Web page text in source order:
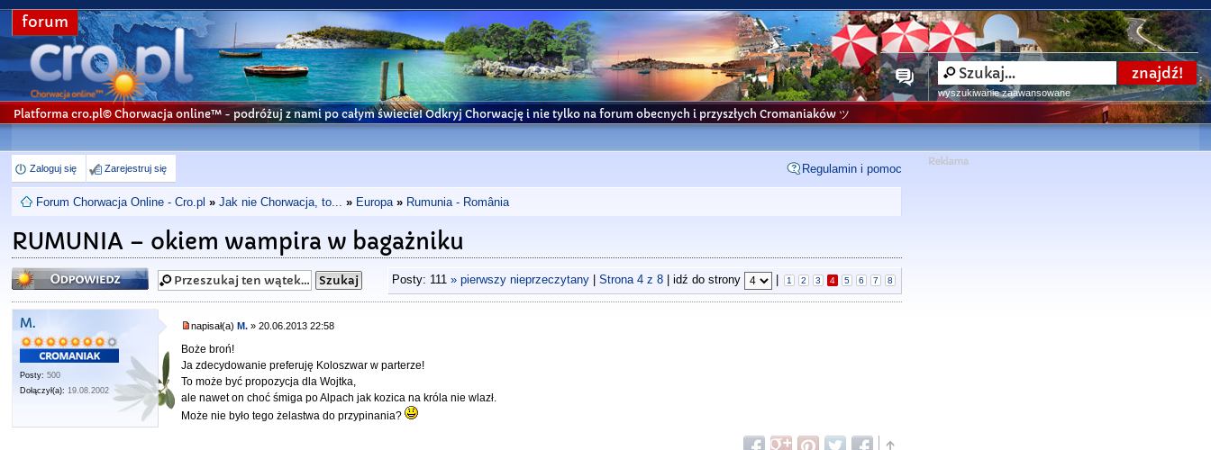
forum
wyszukiwanie zaawansowane
Platforma cro.pl© Chorwacja online™ - podróżuj z nami po całym świecie! Odkryj Chorwację i nie tylko na forum obecnych i przyszłych Cromaniaków ツ
Zaloguj się Zarejestruj się Regulamin i pomoc
Forum Chorwacja Online - Cro.pl » Jak nie Chorwacja, to... » Europa » Rumunia - România
RUMUNIA – okiem wampira w bagażniku
Odpowiedz Posty: 111 » pierwszy nieprzeczytany| Strona 4z 8| idź do strony 1 2 3 4 5 6 7 8
M.
Posty: 500
Dołączył(a): 19.08.2002
napisał(a)M. » 20.06.2013 22:58
Boże broń!
Ja zdecydowanie preferuję Koloszwar w parterze!
To może być propozycja dla Wojtka,
ale nawet on choć śmiga po Alpach jak kozica na króla nie wlazł.
Może nie było tego żelastwa do przypinania?